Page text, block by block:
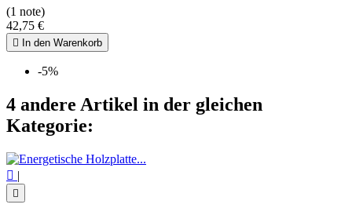
(1 note)
42,75 €
 In den Warenkorb
-5%
4 andere Artikel in der gleichen
Kategorie:
 |
